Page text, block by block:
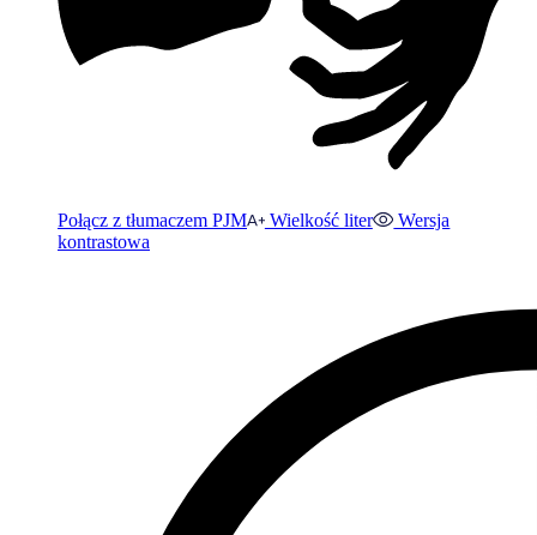
Połącz z tłumaczem PJM Wielkość liter
Wersja
kontrastowa